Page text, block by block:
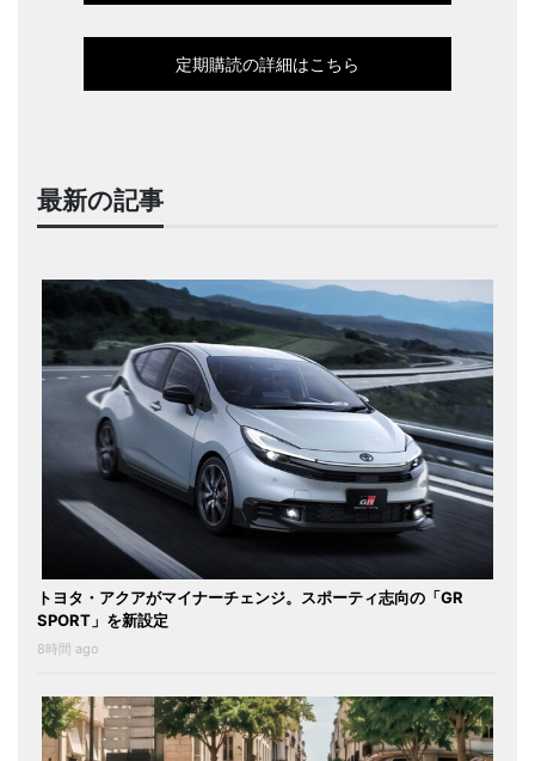
定期購読の詳細はこちら
最新の記事
トヨタ・アクアがマイナーチェンジ。スポーティ志向の「GR
SPORT」を新設定
8時間 ago